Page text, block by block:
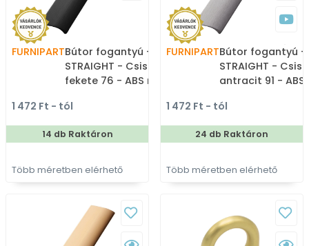
FURNIPARTBútor fogantyú - EDGE
STRAIGHT - Csiszolt matt
fekete 76 - ABS műanyag
ültethető színes fém
fogantyú
1 472 Ft - tól
14 db Raktáron
Több méretben elérhető
FURNIPARTBútor fogantyú -
STRAIGHT -
antracit 91 - ABS
élére ültethető
fém fogantyú
1 472 Ft - tól
24 db Raktáron
Több méretben elérhető